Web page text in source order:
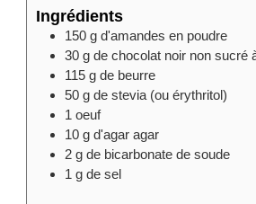
Ingrédients
150 g d'amandes en poudre
30 g de chocolat noir non sucré
115 g de beurre
50 g de stevia (ou érythritol)
1 oeuf
10 g d'agar agar
2 g de bicarbonate de soude
1 g de sel